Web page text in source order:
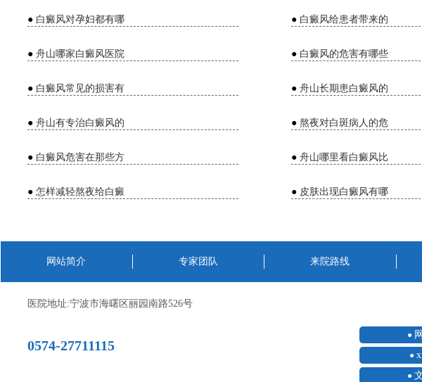
● 白癜风对孕妇都有哪 ● 白癜风给患者带来的
● 舟山哪家白癜风医院 ● 白癜风的危害有哪些
● 白癜风常见的损害有 ● 舟山长期患白癜风的
● 舟山有专治白癜风的 ● 熬夜对白斑病人的危
● 白癜风危害在那些方 ● 舟山哪里看白癜风比
● 怎样减轻熬夜给白癜 ● 皮肤出现白癜风有哪
网站简介 专家团队 来院路线
医院地址:宁波市海曙区丽园南路526号
0574-27711115